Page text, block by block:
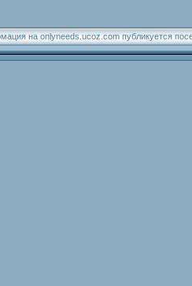
на onlyneeds.ucoz.com публикуется